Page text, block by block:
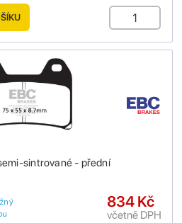
sintrované - přední
834 Kč
včetně DPH